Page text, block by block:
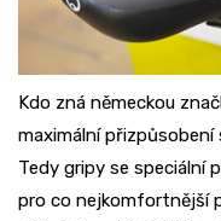
Kdo zná německou
maximální
Tedy gripy se speciální
pro co nejkomfortnější